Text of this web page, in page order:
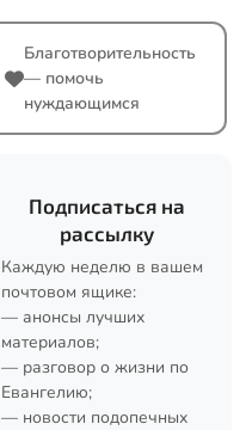
Благотворительность
— помочь
нуждающимся
Подписаться на
рассылку
Каждую неделю в вашем
почтовом ящике:
— анонсы лучших
материалов;
— разговор о жизни по
Евангелию;
— новости подопечных